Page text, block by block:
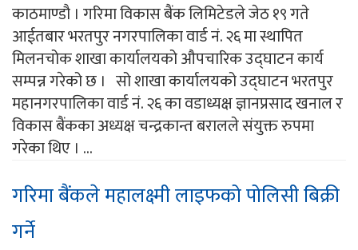
काठमाण्डौ । गरिमा विकास बैंक लिमिटेडले जेठ १९ गते
आईतबार भरतपुर नगरपालिका वार्ड नं. २६ मा स्थापित
मिलनचोक शाखा कार्यालयको औपचारिक उद्घाटन कार्य
सम्पन्न गरेको छ । सो शाखा कार्यालयको उद्घाटन भरतपुर
महानगरपालिका वार्ड नं. २६ का वडाध्यक्ष ज्ञानप्रसाद खनाल र
विकास बैंकका अध्यक्ष चन्द्रकान्त बरालले संयुक्त रुपमा
गरेका थिए । ...
गरिमा बैंकले महालक्ष्मी लाइफको पोलिसी बिक्री
गर्ने